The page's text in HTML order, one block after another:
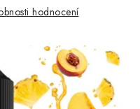
hodnocení